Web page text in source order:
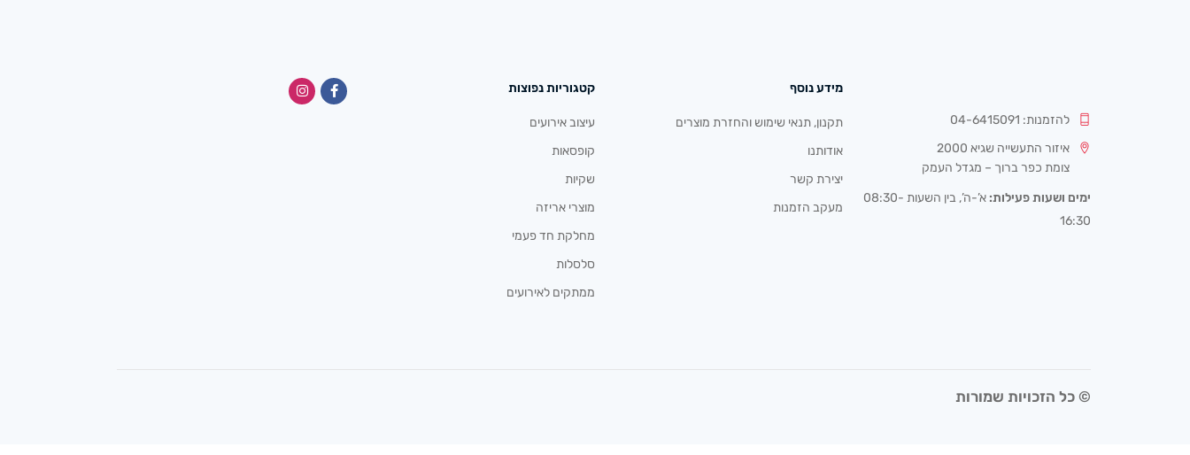
להזמנות: 04-6415091
איזור התעשייה שגיא 2000
צומת כפר ברוך – מגדל העמק
ימים ושעות פעילות:
א’-ה’, בין השעות 08:30-
16:30
מידע נוסף
תקנון, תנאי שימוש והחזרת מוצרים
אודותנו
יצירת קשר
מעקב הזמנות
קטגוריות נפוצות
עיצוב אירועים
קופסאות
שקיות
מוצרי אריזה
מחלקת חד פעמי
סלסלות
ממתקים לאירועים
© כל הזכויות שמורות